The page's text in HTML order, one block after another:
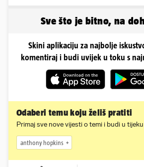
Sve što je bitno, na
Skini aplikaciju za najbolje
komentiraj i budi uvijek u toku s
Odaberi temu koju želiš pratiti
Primaj sve nove vijesti o temi i budi u tijeku
anthony hopkins